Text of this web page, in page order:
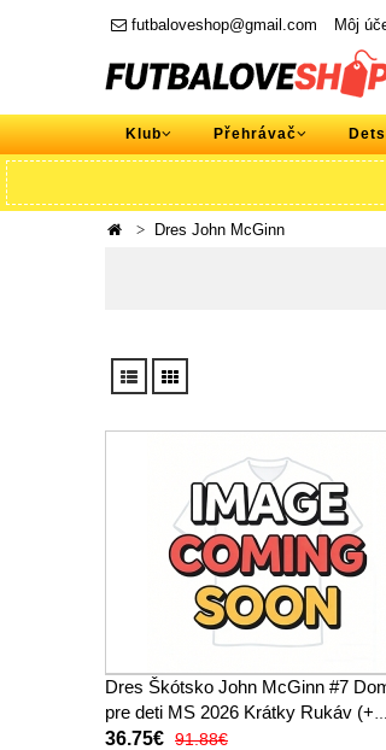
futbaloveshop@gmail.com Môj
Klub Přehrávač
Dres John McGinn
Dres Škótsko John McGinn #7
pre deti MS 2026 Krátky Rukáv (+
trenírky)
36.75€ 91.88€